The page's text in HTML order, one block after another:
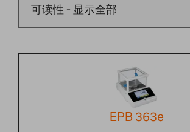
EPB 363e